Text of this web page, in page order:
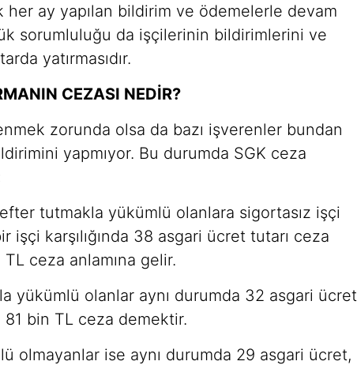
her ay yapılan bildirim ve ödemelerle devam
sorumluluğu da işçilerinin bildirimlerini ve
yatırmasıdır.
CEZASI NEDİR?
zorunda olsa da bazı işverenler bundan
yapmıyor. Bu durumda SGK ceza
tutmakla yükümlü olanlara sigortasız işçi
işçi karşılığında 38 asgari ücret tutarı ceza
ceza anlamına gelir.
yükümlü olanlar aynı durumda 32 asgari ücret
bin TL ceza demektir.
olmayanlar ise aynı durumda 29 asgari ücret,